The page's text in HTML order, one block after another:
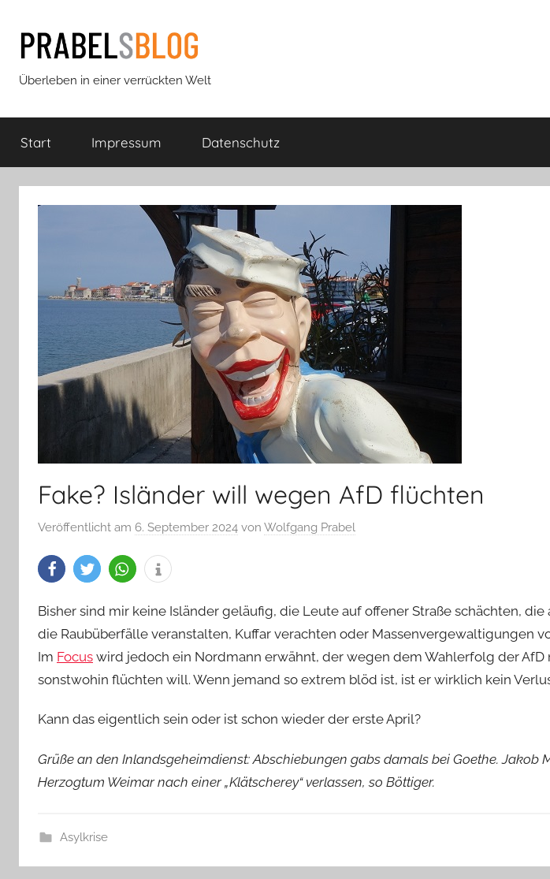
Inhalt
springen
Prabels
Blog
Überleben in einer verrückten Welt
Start Impressum Datenschutz
Fake? Isländer will wegen AfD flüchten
Veröffentlicht am 6. September 2024 von Wolfgang Prabel
Bisher sind mir keine Isländer geläufig, die Leute auf offener Straße schächten,
die Raubüberfälle veranstalten, Kuffar verachten oder Massenvergewaltigungen
Im Focus wird jedoch ein Nordmann erwähnt, der wegen dem Wahlerfolg der AfD
sonstwohin flüchten will. Wenn jemand so extrem blöd ist, ist er wirklich kein
Kann das eigentlich sein oder ist schon wieder der erste April?
Grüße an den Inlandsgeheimdienst: Abschiebungen gabs damals bei Goethe. Jakob
Herzogtum Weimar nach einer „Klätscherey“ verlassen, so Böttiger.
Asylkrise